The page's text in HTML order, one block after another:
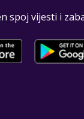
spoj vijesti i